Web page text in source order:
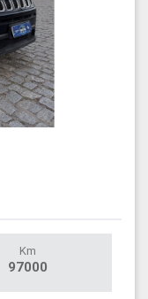
Km
97000